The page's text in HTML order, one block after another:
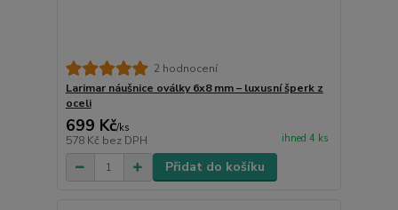
2 hodnocení
Larimar náušnice oválky 6x8 mm – luxusní šperk z
oceli
699 Kč/ks
578 Kč bez DPH ihned 4 ks
Přidat do košíku